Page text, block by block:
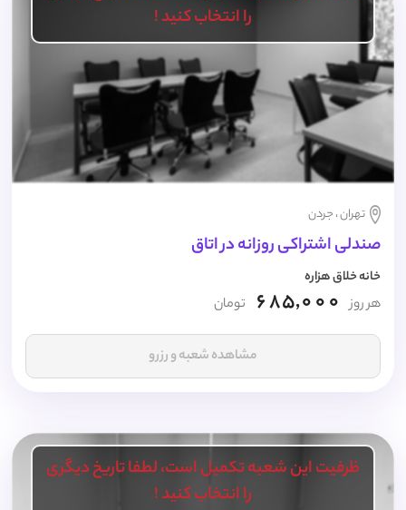
را انتخاب کنید !
تهران ، جردن
صندلی اشتراکی روزانه در اتاق
خانه خلاق هزاره
هر روز 685,000 تومان
مشاهده شعبه و رزرو
ظرفیت این شعبه تکمیل است، لطفا تاریخ دیگری
را انتخاب کنید !